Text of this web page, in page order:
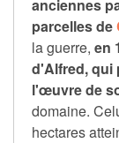
anciennes
parcelles de
la guerre, en
d'Alfred, qui
l'œuvre de
domaine.
hectares